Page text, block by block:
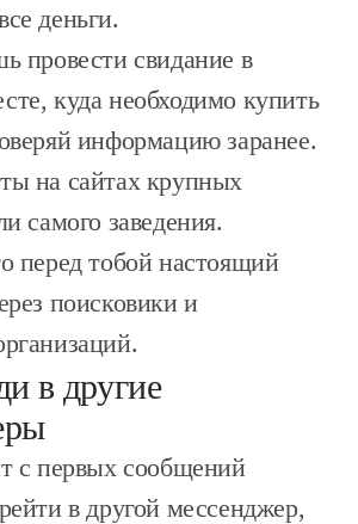
деньги.
провести свидание в
куда необходимо купить
информацию заранее.
на сайтах крупных
самого заведения.
перед тобой настоящий
поисковики и
в другие
с первых сообщений
в другой мессенджер,